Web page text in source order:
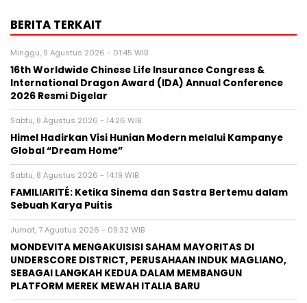
BERITA TERKAIT
Minggu, 9 Agustus 2026 - 01:45 WIB
16th Worldwide Chinese Life Insurance Congress &
International Dragon Award (IDA) Annual Conference
2026 Resmi Digelar
Sabtu, 8 Agustus 2026 - 14:26 WIB
Himel Hadirkan Visi Hunian Modern melalui Kampanye
Global “Dream Home”
Sabtu, 8 Agustus 2026 - 14:19 WIB
FAMILIARITÉ: Ketika Sinema dan Sastra Bertemu dalam
Sebuah Karya Puitis
Jumat, 7 Agustus 2026 - 09:32 WIB
MONDEVITA MENGAKUISISI SAHAM MAYORITAS DI
UNDERSCORE DISTRICT, PERUSAHAAN INDUK MAGLIANO,
SEBAGAI LANGKAH KEDUA DALAM MEMBANGUN
PLATFORM MEREK MEWAH ITALIA BARU